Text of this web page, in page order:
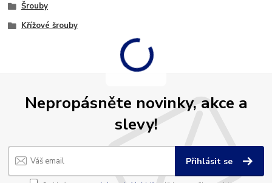
Šrouby
Křížové šrouby
Nepropásněte novinky, akce a
slevy!
Přihlásit se